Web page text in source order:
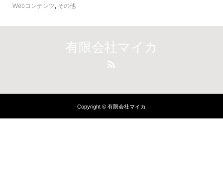
Webコンテンツ, その他
有限会社マイカ
Copyright © 有限会社マイカ